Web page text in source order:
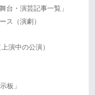
台・演芸記事一覧」
ス（演劇）
演中の公演）
板」